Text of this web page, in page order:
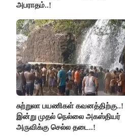
அபராதம்..!
சுற்றுலா பயணிகள் கவனத்திற்கு..!
இன்று முதல் நெல்லை அகஸ்தியர்
அருவிக்கு செல்ல தடை..!